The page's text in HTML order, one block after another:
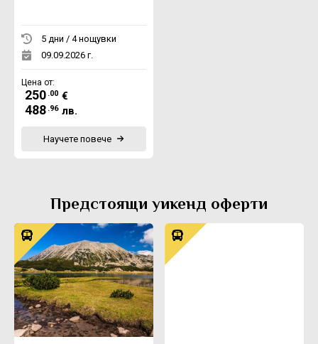
5 дни / 4 нощувки
09.09.2026 г.
Цена от:
250 .00 €
488 .96 лв.
Научете повече
Предстоящи уикенд оферти